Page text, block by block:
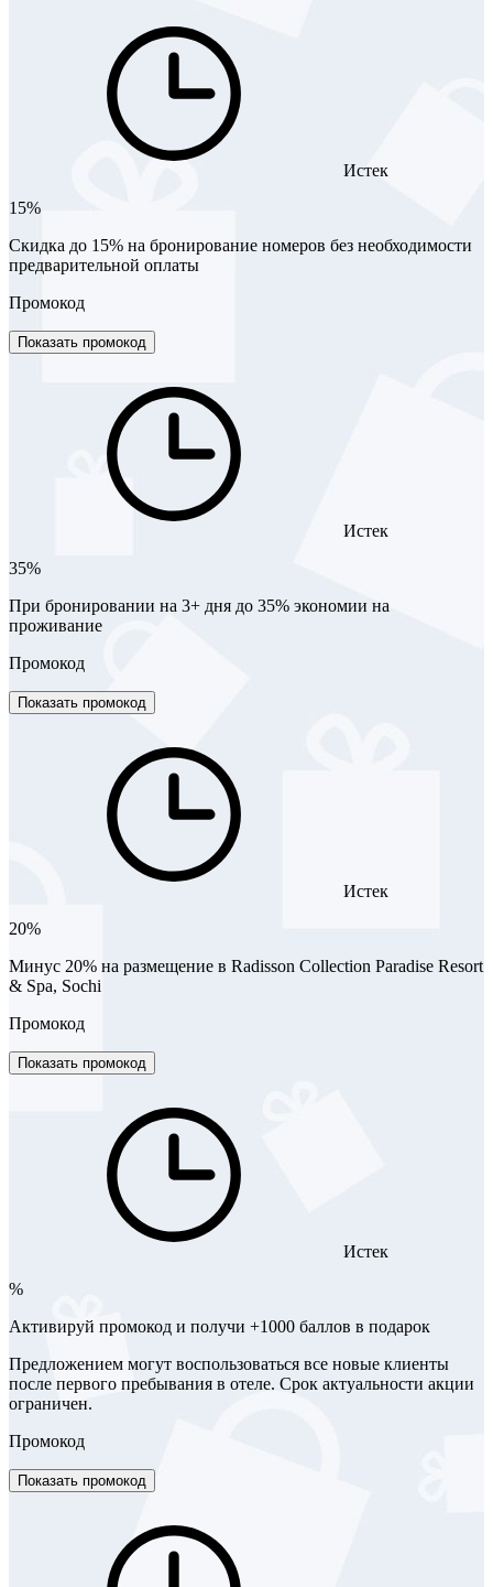
Истек
15%
Скидка до 15% на бронирование номеров без необходимости
предварительной оплаты
Промокод
Показать промокод
Истек
35%
При бронировании на 3+ дня до 35% экономии на
проживание
Промокод
Показать промокод
Истек
20%
Минус 20% на размещение в Radisson Collection Paradise Resort
& Spa, Sochi
Промокод
Показать промокод
Истек
%
Активируй промокод и получи +1000 баллов в подарок
Предложением могут воспользоваться все новые клиенты
после первого пребывания в отеле. Срок актуальности акции
ограничен.
Промокод
Показать промокод